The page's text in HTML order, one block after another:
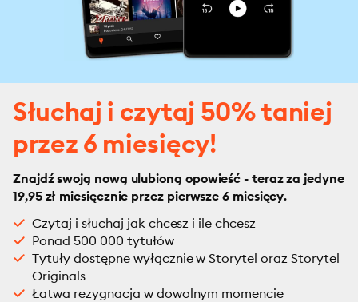
Słuchaj i czytaj 50% taniej
przez 6 miesięcy!
Znajdź swoją nową ulubioną opowieść - teraz za jedyne
19,95 zł miesięcznie przez pierwsze 6 miesięcy.
Czytaj i słuchaj jak chcesz i ile chcesz
Ponad 500 000 tytułów
Tytuły dostępne wyłącznie w Storytel oraz Storytel
Originals
Łatwa rezygnacja w dowolnym momencie